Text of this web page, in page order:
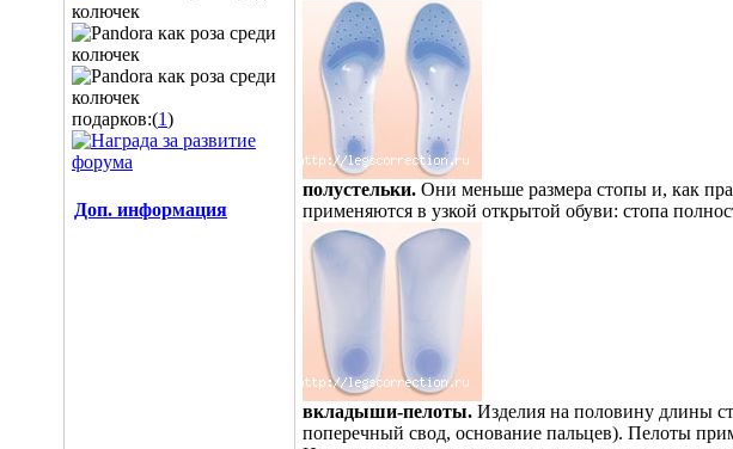
подарков:(1)
Доп. информация
полустельки. Они меньше размера стопы и, как
применяются в узкой открытой обуви: стопа
вкладыши-пелоты. Изделия на половину длины
поперечный свод, основание пальцев). Пелоты